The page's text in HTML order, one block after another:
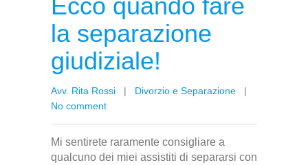
Ecco quando fare
la separazione
giudiziale!
Avv. Rita Rossi | Divorzio e Separazione |
No comment
Mi sentirete raramente consigliare a
qualcuno dei miei assistiti di separarsi con